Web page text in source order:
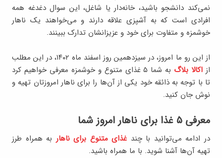
نمی‌کند دانشجو باشید، خانه‌دار یا شاغل، این سوال دغدغه همه
افرادی است که به آشپزی علاقه دارند و می‌خواهند یک ناهار
خوشمزه و متفاوت برای خود و عزیزانشان تدارک ببینند.
از این رو ما امروز، در سیزدهمین روز اسفند ماه ۱۴۰۲، در این مطلب
از اکالا بلاگ
به شما ۵ غذای متنوع و خوشمزه معرفی خواهیم کرد
تا با توجه به ذائقه خود یکی از آن‌ها را برای ناهار امروزتان تهیه و
نوش جان کنید.
معرفی ۵ غذا برای ناهار امروز شما
در ادامه می‌توانید با چند غذای متنوع برای ناهاربه همراه طرز
تهیه آن‌ها آشنا شوید. با ما همراه باشید.